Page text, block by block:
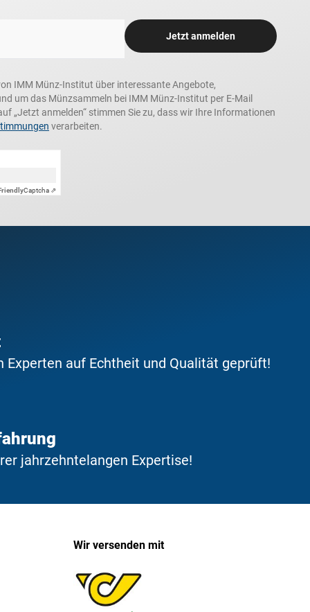
Jetzt anmelden
IMM Münz-Institut über interessante Angebote,
um das Münzsammeln bei IMM Münz-Institut per E-Mail
„Jetzt anmelden“ stimmen Sie zu, dass wir Ihre Informationen
verarbeiten.
Captcha ⇗
Experten auf Echtheit und Qualität geprüft!
jahrzehntelangen Expertise!
Wir versenden mit